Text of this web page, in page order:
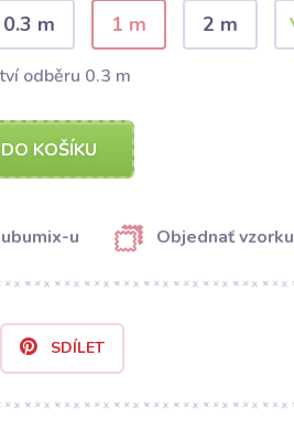
0.3 m 1 m 2 m
odběru 0.3 m
KOŠÍKU
u Objednať vzorku
SDÍLET